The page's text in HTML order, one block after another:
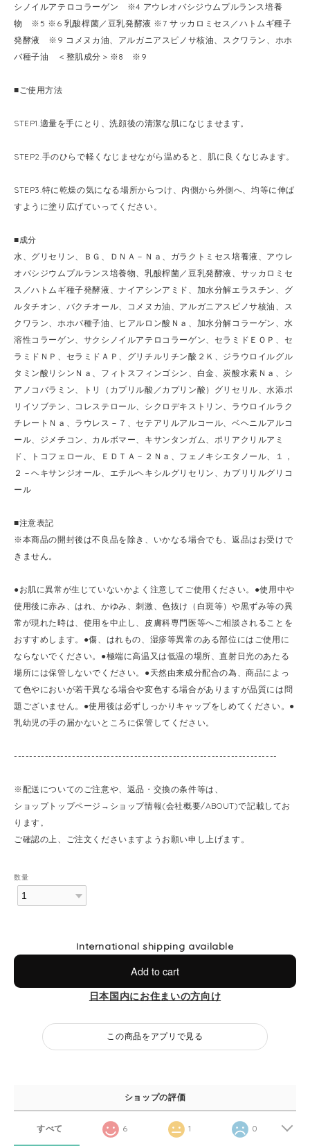
シノイルアテロコラーゲン ※4 アウレオバシジウムプルランス培養
物 ※5 ※6 乳酸桿菌／豆乳発酵液 ※7 サッカロミセス／ハトムギ種子
発酵液 ※9 コメヌカ油、アルガニアスピノサ核油、スクワラン、ホホ
バ種子油 ＜整肌成分＞※8 ※9
■ご使用方法
STEP1.適量を手にとり、洗顔後の清潔な肌になじませます。
STEP2.手のひらで軽くなじませながら温めると、肌に良くなじみます。
STEP3.特に乾燥の気になる場所からつけ、内側から外側へ、均等に伸ば
すように塗り広げていってください。
■成分
水、グリセリン、ＢＧ、ＤＮＡ－Ｎａ、ガラクトミセス培養液、アウレ
オバシジウムプルランス培養物、乳酸桿菌／豆乳発酵液、サッカロミセ
ス／ハトムギ種子発酵液、ナイアシンアミド、加水分解エラスチン、グ
ルタチオン、バクチオール、コメヌカ油、アルガニアスピノサ核油、ス
クワラン、ホホバ種子油、ヒアルロン酸Ｎａ、加水分解コラーゲン、水
溶性コラーゲン、サクシノイルアテロコラーゲン、セラミドＥＯＰ、セ
ラミドＮＰ、セラミドＡＰ、グリチルリチン酸２Ｋ、ジラウロイルグル
タミン酸リシンＮａ、フィトスフィンゴシン、白金、炭酸水素Ｎａ、シ
アノコバラミン、トリ（カプリル酸／カプリン酸）グリセリル、水添ポ
リイソブテン、コレステロール、シクロデキストリン、ラウロイルラク
チレートＮａ、ラウレス－７、セテアリルアルコール、ベヘニルアルコ
ール、ジメチコン、カルボマー、キサンタンガム、ポリアクリルアミ
ド、トコフェロール、ＥＤＴＡ－２Ｎａ、フェノキシエタノール、１，
２－ヘキサンジオール、エチルヘキシルグリセリン、カプリリルグリコ
ール
■注意表記
※本商品の開封後は不良品を除き、いかなる場合でも、返品はお受けで
きません。
●お肌に異常が生じていないかよく注意してご使用ください。●使用中や
使用後に赤み、はれ、かゆみ、刺激、色抜け（白斑等）や黒ずみ等の異
常が現れた時は、使用を中止し、皮膚科専門医等へご相談されることを
おすすめします。●傷、はれもの、湿疹等異常のある部位にはご使用に
ならないでください。●極端に高温又は低温の場所、直射日光のあたる
場所には保管しないでください。●天然由来成分配合の為、商品によっ
て色やにおいが若干異なる場合や変色する場合がありますが品質には問
題ございません。●使用後は必ずしっかりキャップをしめてください。●
乳幼児の手の届かないところに保管してください。
--------------------------------------------------------------------
※配送についてのご注意や、返品・交換の条件等は、
ショップトップページ→ショップ情報(会社概要/ABOUT)で記載してお
ります。
ご確認の上、ご注文くださいますようお願い申し上げます。
数量
International shipping available
Add to cart
日本国内にお住まいの方向け
この商品をアプリで見る
ショップの評価
すべて 6 1 0